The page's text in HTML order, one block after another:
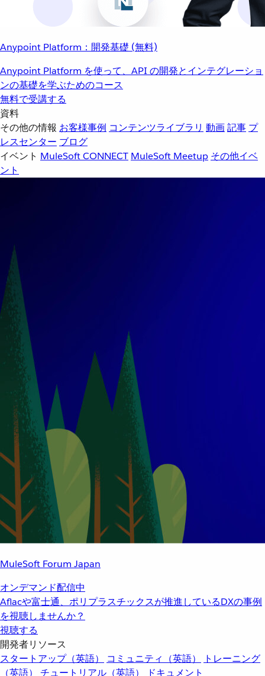
Anypoint Platform：開発基礎 (無料)
Anypoint Platform を使って、API の開発とインテグレーショ
ンの基礎を学ぶためのコース
無料で受講する
資料
その他の情報 お客様事例 コンテンツライブラリ 動画記事 プ
レスセンター ブログ
イベント MuleSoft CONNECT MuleSoft Meetup その他イベ
ント
MuleSoft Forum Japan
オンデマンド配信中
Aflacや富士通、ポリプラスチックスが推進しているDXの事例
を視聴しませんか？
視聴する
開発者リソース
スタートアップ（英語）
コミュニティ（英語）
トレーニング
（英語）
チュートリアル（英語）
ドキュメント